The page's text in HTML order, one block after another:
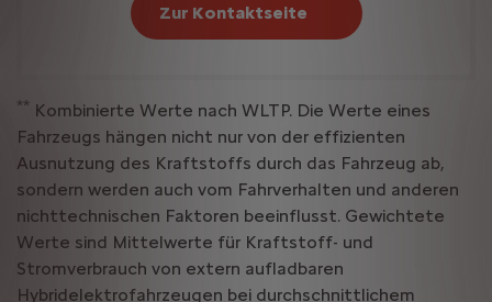
Zur Kontaktseite
** Kombinierte Werte nach WLTP. Die Werte eines
Fahrzeugs hängen nicht nur von der effizienten
Ausnutzung des Kraftstoffs durch das Fahrzeug ab,
sondern werden auch vom Fahrverhalten und anderen
nichttechnischen Faktoren beeinflusst. Gewichtete
Werte sind Mittelwerte für Kraftstoff- und
Stromverbrauch von extern aufladbaren
Hybridelektrofahrzeugen bei durchschnittlichem